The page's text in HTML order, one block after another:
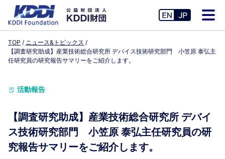
TOP
ニュース&トピックス
【調査研究助成】産業技術総合研究所 デバイス技術研究部門 小笠原 泰弘主
任研究員の研究報告サマリーをご紹介します。
活動報告
【調査研究助成】産業技術総合研究所 デバイ
ス技術研究部門 小笠原 泰弘主任研究員の研
究報告サマリーをご紹介します。